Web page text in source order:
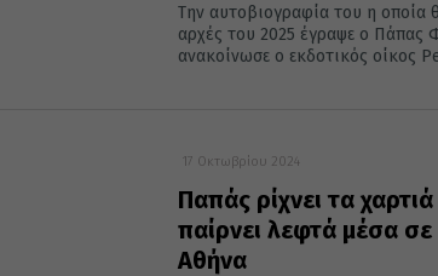
Την αυτοβιογραφία του η οποία
αρχές του 2025 έγραψε ο Πάπας
ανακοίνωσε ο εκδοτικός οίκος
17 Οκτωβρίου 2024
Παπάς ρίχνει τα
παίρνει λεφτά μέσα
Αθήνα